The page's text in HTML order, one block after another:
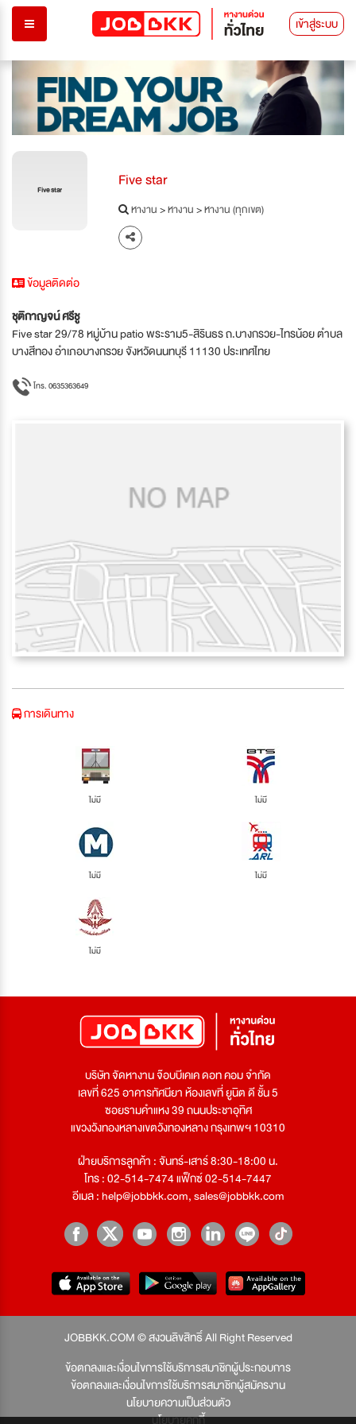
เข้าสู่ระบบ
Five star Five star
หางาน>หางาน>หางาน (ทุกเขต)
ข้อมูลติดต่อ
ชุติกาญจน์ ศรีชู
Five star 29/78 หมู่บ้าน patio พระราม5-สิรินธร ถ.บางกรวย-ไทรน้อย ตำบล
บางสีทอง อำเภอบางกรวย จังหวัดนนทบุรี 11130 ประเทศไทย
โทร. 0635363649
การเดินทาง
ไม่มี ไม่มี
ไม่มี ไม่มี
ไม่มี
บริษัท จัดหางาน จ๊อบบีเคเค ดอท คอม จำกัด
เลขที่ 625 อาคารทัศนียา ห้องเลขที่ ยูนิต ดี ชั้น 5
ซอยรามคำแหง 39 ถนนประชาอุทิศ
แขวงวังทองหลางเขตวังทองหลาง กรุงเทพฯ 10310
ฝ่ายบริการลูกค้า : จันทร์-เสาร์ 8:30-18:00 น.
โทร : 02-514-7474 แฟ็กซ์ 02-514-7447
อีเมล :help@jobbkk.com,sales@jobbkk.com
JOBBKK.COM © สงวนลิขสิทธิ์ All Right Reserved
ข้อตกลงและเงื่อนไขการใช้บริการสมาชิกผู้ประกอบการ
ข้อตกลงและเงื่อนไขการใช้บริการสมาชิกผู้สมัครงาน
นโยบายความเป็นส่วนตัว